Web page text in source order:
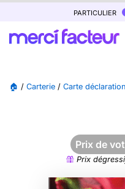
particulier
🏠 / Carterie / Carte
Prix de
Prix